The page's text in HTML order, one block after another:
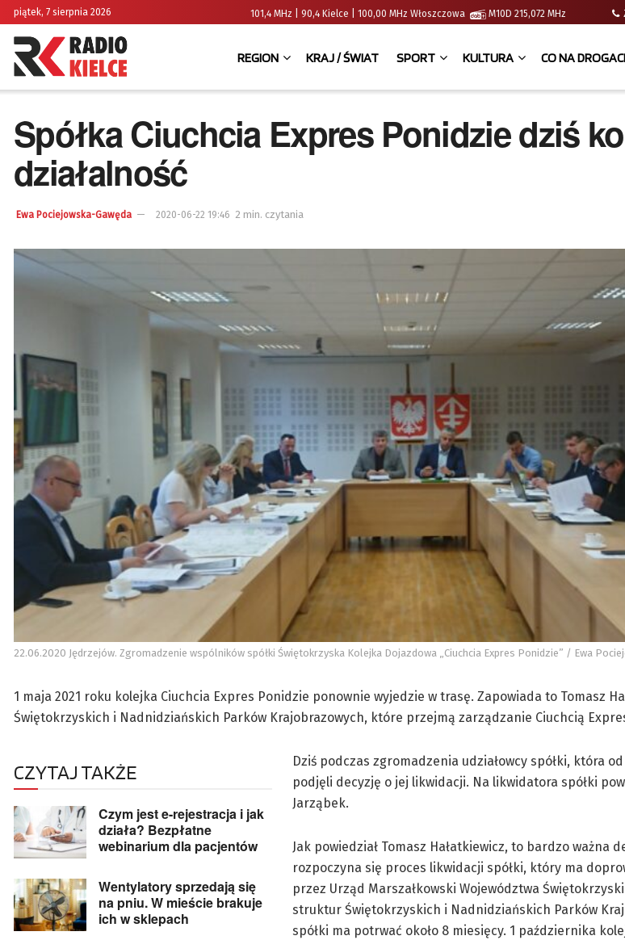
piątek, 7 sierpnia 2026 101,4 MHz | 90,4 Kielce | 100,00 MHz Włoszczowa M10D 215,072 MHz
REGION KRAJ / ŚWIAT SPORT KULTURA CO NA
Spółka Ciuchcia Expres Ponidzie dziś
działalność
Ewa Pociejowska-Gawęda 2020-06-22 19:46 2 min. czytania
22.06.2020 Jędrzejów. Zgromadzenie wspólników spółki Świętokrzyska Kolejka Dojazdowa „Ciuchcia Expres Ponidzie” / Ewa
1 maja 2021 roku kolejka Ciuchcia Expres Ponidzie ponownie wyjedzie w trasę. Zapowiada to Tomasz
Świętokrzyskich i Nadnidziańskich Parków Krajobrazowych, które przejmą zarządzanie Ciuchcią
CZYTAJ TAKŻE
Czym jest e-rejestracja i jak
działa? Bezpłatne
webinarium dla pacjentów
Wentylatory sprzedają się
na pniu. W mieście brakuje
ich w sklepach
Dziś podczas zgromadzenia udziałowcy spółki, która
podjęli decyzję o jej likwidacji. Na likwidatora spółki
Jarząbek.
Jak powiedział Tomasz Hałatkiewicz, to bardzo ważna
rozpoczyna się proces likwidacji spółki, który ma
przez Urząd Marszałkowski Województwa
struktur Świętokrzyskich i Nadnidziańskich Parków
spółki ma potrwać około 8 miesięcy. 1 października